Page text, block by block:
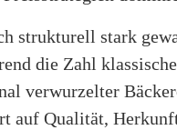
strukturell stark
die Zahl
verwurzelter
auf Qualität,